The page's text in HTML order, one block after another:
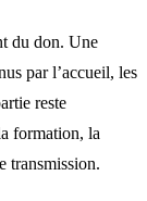
du don. Une
par l’accueil, les
reste
formation, la
transmission.